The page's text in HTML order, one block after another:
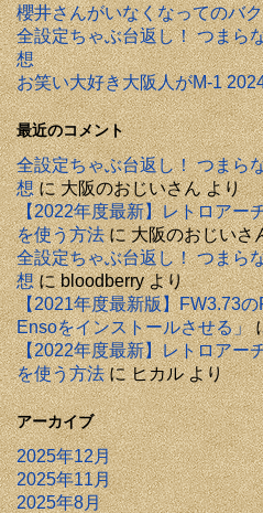
櫻井さんがいなくなってのバ
全設定ちゃぶ台返し！ つまら
想
お笑い大好き大阪人がM-1
最近のコメント
全設定ちゃぶ台返し！ つまら
想に大阪のおじいさんより
【2022年度最新】レトロアー
を使う方法に大阪のおじいさ
全設定ちゃぶ台返し！ つまら
想にbloodberryより
【2021年度最新版】FW3.73
Ensoをインストールさせる」
【2022年度最新】レトロアー
を使う方法にヒカルより
アーカイブ
2025年12月
2025年11月
2025年8月